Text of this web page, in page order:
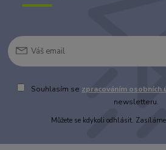
Souhlasím se zpracováním osobních
newsletteru.
Můžete se kdykoli odhlásit.